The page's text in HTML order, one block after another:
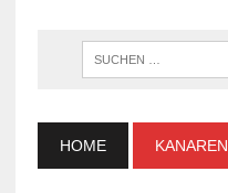
HOME KANAREN